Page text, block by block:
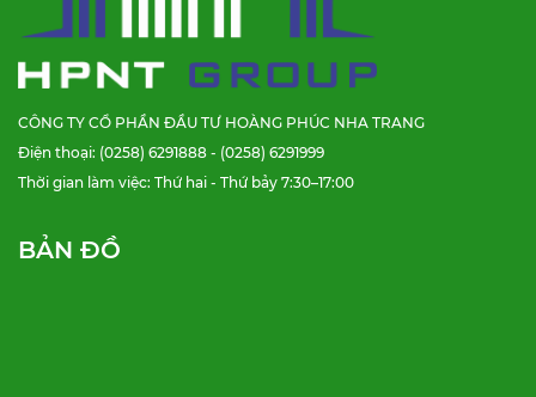
CÔNG TY CỔ PHẦN ĐẦU TƯ HOÀNG PHÚC NHA TRANG
Điện thoại: (0258) 6291888 - (0258) 6291999
Thời gian làm việc: Thứ hai - Thứ bảy 7:30–17:00
BẢN ĐỒ